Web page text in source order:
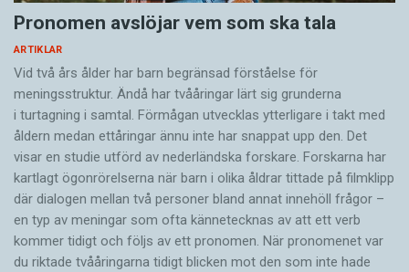
Pronomen avslöjar vem som ska tala
ARTIKLAR
Vid två års ålder har barn begränsad förståelse för
meningsstruktur. Ändå har tvååringar lärt sig grunderna
i turtagning i samtal. Förmågan utvecklas ytterligare i takt med
åldern medan ettåringar ännu inte har snappat upp den. Det
visar en studie utförd av nederländska forskare. Forskarna har
kartlagt ögonrörelserna när barn i olika åldrar tittade på filmklipp
där dialogen mellan två personer bland annat innehöll frågor –
en typ av meningar som ofta kännetecknas av att ett verb
kommer tidigt och följs av ett pronomen. När pronomenet var
du riktade tvååringarna tidigt blicken mot den som inte hade